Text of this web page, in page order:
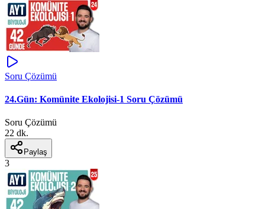
Soru Çözümü
24.Gün: Komünite Ekolojisi-1 Soru Çözümü
Soru Çözümü
22 dk.
Paylaş
3